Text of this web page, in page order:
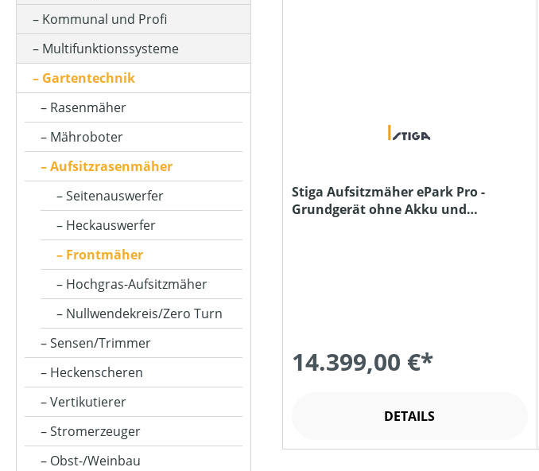
ARBEITSBREITE (IN CM)
BETRIEBSART
FAHRANTRIEBSART
FAHRREICHWEITE MAX (IN KM)
FARBE (GERÄT)
FLÄCHENLEISTUNG MAX (IN M²)
GESCHWINDIGKEIT MAX (IN KM/H)
HUBRAUM (IN CM³)
Kommunal und Profi
Multifunktionssysteme
Gartentechnik
Rasenmäher
Mähroboter
Aufsitzrasenmäher
Seitenauswerfer
Heckauswerfer
Frontmäher
Hochgras-Aufsitzmäher
Nullwendekreis/Zero Turn
Sensen/Trimmer
Heckenscheren
Vertikutierer
Stromerzeuger
Obst-/Weinbau
Stiga Aufsitzmäher ePark Pro -
Grundgerät ohne Akku und
14.399,00 €*
DETAILS